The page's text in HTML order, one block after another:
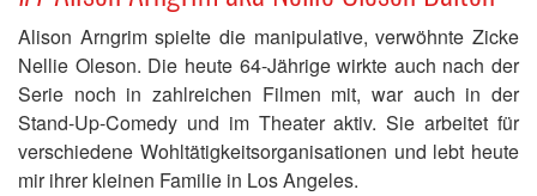
Alison Arngrim spielte die manipulative, verwöhnte Zicke
Nellie Oleson. Die heute 64-Jährige wirkte auch nach der
Serie noch in zahlreichen Filmen mit, war auch in der
Stand-Up-Comedy und im Theater aktiv. Sie arbeitet für
verschiedene Wohltätigkeitsorganisationen und lebt heute
mir ihrer kleinen Familie in Los Angeles.